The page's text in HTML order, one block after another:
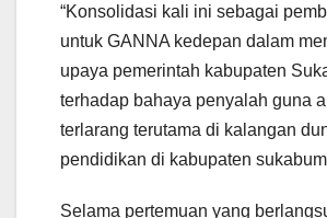
“Konsolidasi kali ini sebagai
untuk GANNA kedepan dalam
upaya pemerintah kabupaten
terhadap bahaya penyalah guna
terlarang terutama di kalangan
pendidikan di kabupaten
Selama pertemuan yang